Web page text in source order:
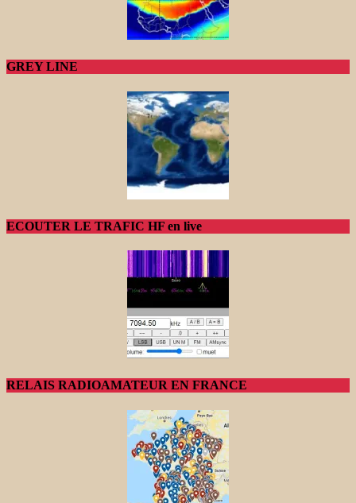
GREY LINE
ECOUTER LE TRAFIC HF en live
RELAIS RADIOAMATEUR EN FRANCE